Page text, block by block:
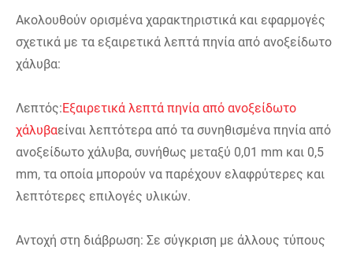
Ακολουθούν ορισμένα χαρακτηριστικά και εφαρμογές
σχετικά με τα εξαιρετικά λεπτά πηνία από ανοξείδωτο
χάλυβα:
Λεπτός:Εξαιρετικά λεπτά πηνία από ανοξείδωτο
χάλυβαείναι λεπτότερα από τα συνηθισμένα πηνία από
ανοξείδωτο χάλυβα, συνήθως μεταξύ 0,01 mm και 0,5
mm, τα οποία μπορούν να παρέχουν ελαφρύτερες και
λεπτότερες επιλογές υλικών.
Αντοχή στη διάβρωση: Σε σύγκριση με άλλους τύπους